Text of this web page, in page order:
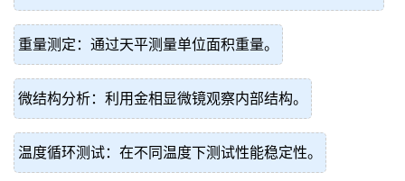
重量测定：通过天平测量单位面积重量。
微结构分析：利用金相显微镜观察内部结构。
温度循环测试：在不同温度下测试性能稳定性。